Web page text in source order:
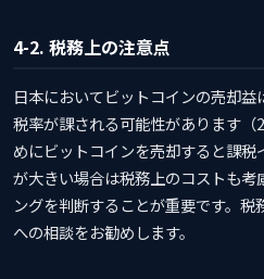
4-2. 税務上の注意点
日本においてビットコインの売却
税率が課される可能性があります
めにビットコインを売却すると課
が大きい場合は税務上のコストも
ングを判断することが重要です。
への相談をお勧めします。